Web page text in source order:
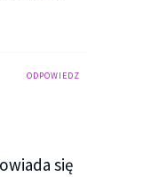
ODPOWIEDZ
się